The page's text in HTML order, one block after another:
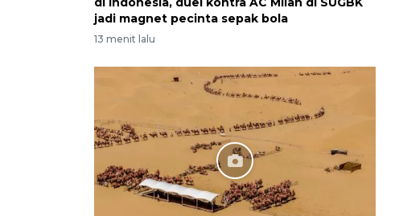
jadi magnet pecinta sepak bola
13 menit lalu